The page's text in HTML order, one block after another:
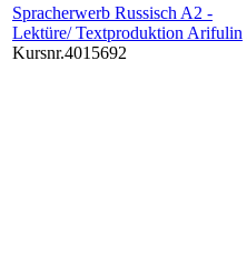
Spracherwerb Russisch A2 -
Lektüre/ Textproduktion Arifulin
Kursnr.4015692